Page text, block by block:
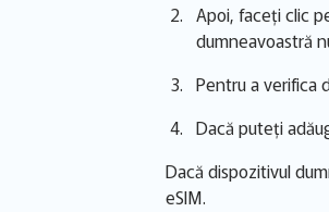
Apoi, faceți clic
dumneavoastră
Pentru a verifica
Dacă puteți
Dacă dispozitivul
eSIM.